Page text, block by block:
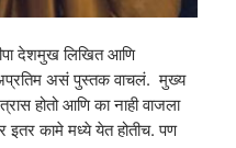
देशमुख लिखित आणि
असं पुस्तक वाचलं. मुख्य
होतो आणि का नाही वाजला
इतर कामे मध्ये येत होतीच. पण